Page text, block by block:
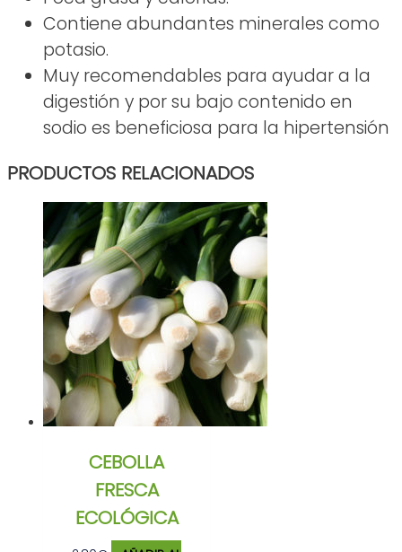
Contiene abundantes minerales como
potasio.
Muy recomendables para ayudar a la
digestión y por su bajo contenido en
sodio es beneficiosa para la hipertensión
PRODUCTOS RELACIONADOS
CEBOLLA
FRESCA
ECOLÓGICA